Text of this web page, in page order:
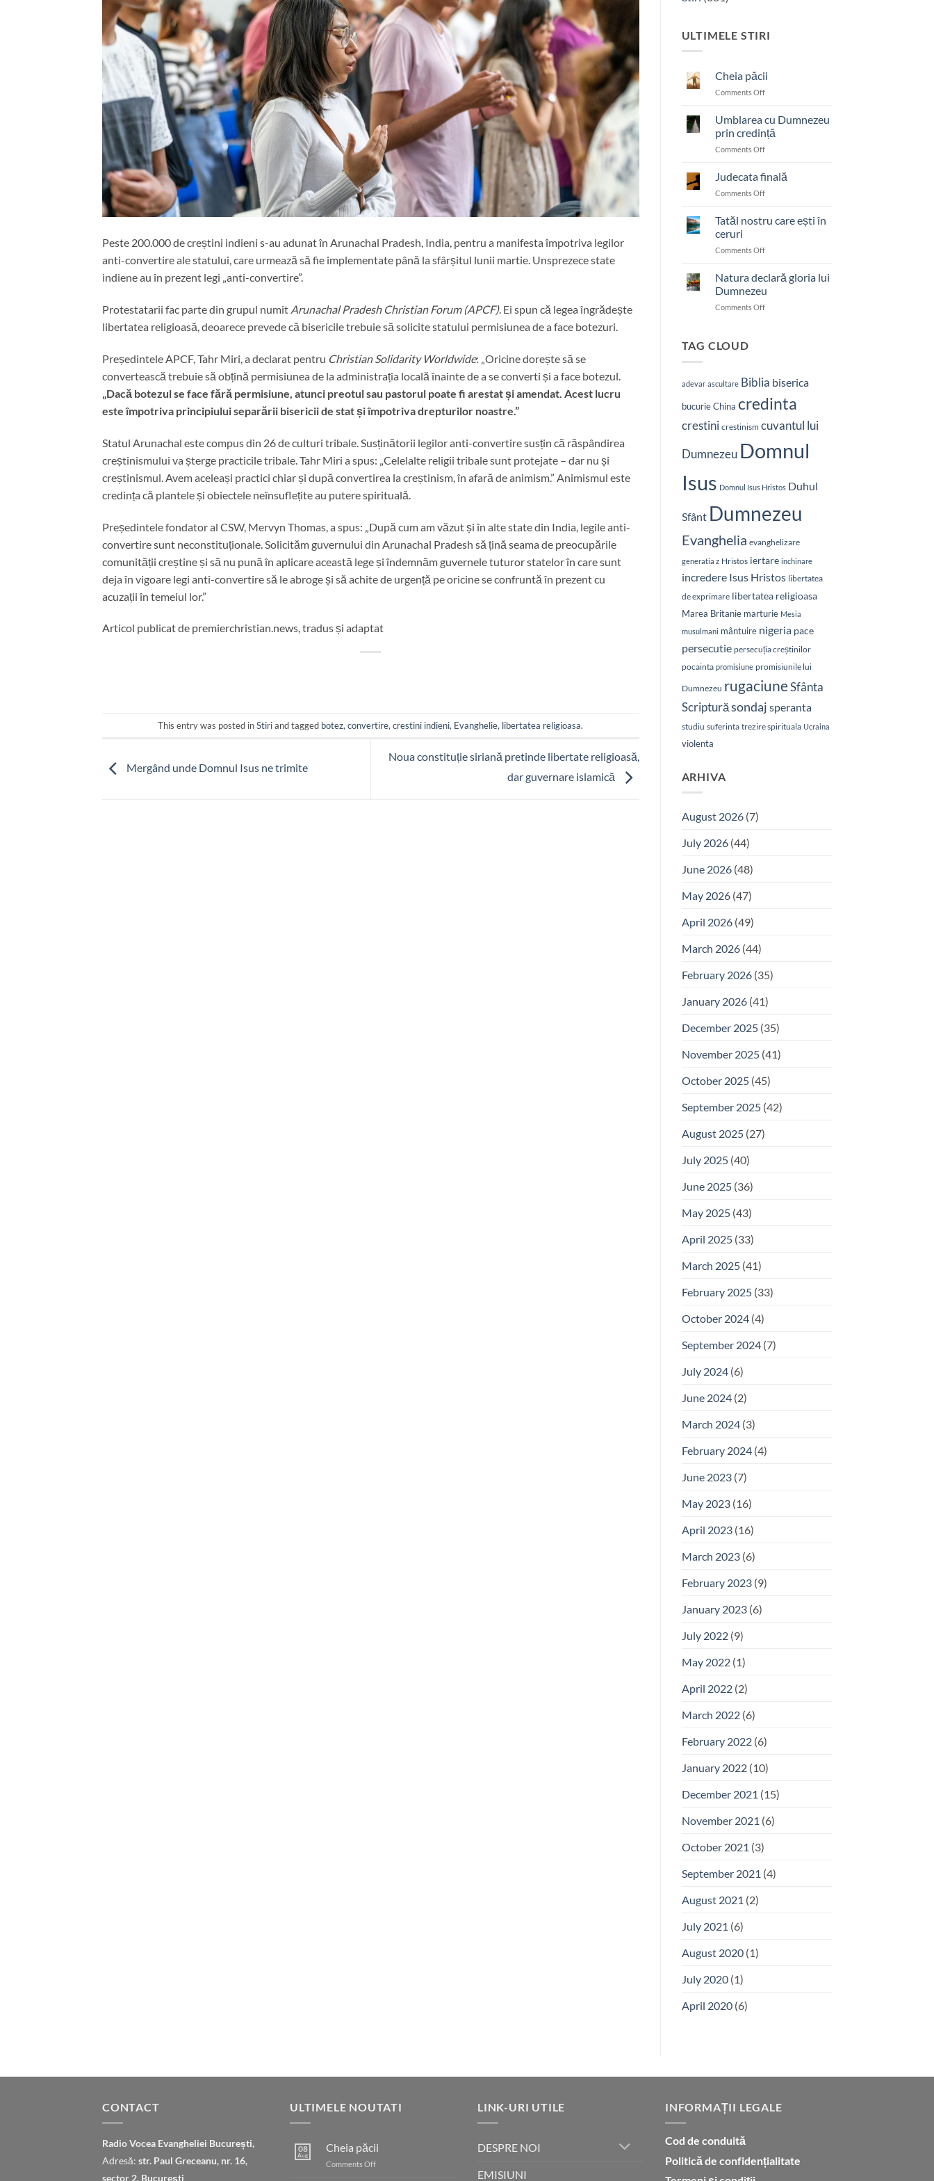
Peste 200.000 de creștini indieni s-au adunat în Arunachal Pradesh, India, pentru a manifesta împotriva legilor
anti-convertire ale statului, care urmează să fie implementate până la sfârșitul lunii martie. Unsprezece state
indiene au în prezent legi „anti-convertire”.
Protestatarii fac parte din grupul numit Arunachal Pradesh Christian Forum (APCF). Ei spun că legea îngrădește
libertatea religioasă, deoarece prevede că bisericile trebuie să solicite statului permisiunea de a face botezuri.
Președintele APCF, Tahr Miri, a declarat pentru Christian Solidarity Worldwide: „Oricine dorește să se
convertească trebuie să obțină permisiunea de la administrația locală înainte de a se converti și a face botezul.
„Dacă botezul se face fără permisiune, atunci preotul sau pastorul poate fi arestat și amendat. Acest lucru
este împotriva principiului separării bisericii de stat și împotriva drepturilor noastre.”
Statul Arunachal este compus din 26 de culturi tribale. Susținătorii legilor anti-convertire susțin că răspândirea
creștinismului va șterge practicile tribale. Tahr Miri a spus: „Celelalte religii tribale sunt protejate – dar nu și
creștinismul. Avem aceleași practici chiar și după convertirea la creștinism, în afară de animism.” Animismul este
credința că plantele și obiectele neînsuflețite au putere spirituală.
Președintele fondator al CSW, Mervyn Thomas, a spus: „După cum am văzut și în alte state din India, legile anti-
convertire sunt neconstituționale. Solicităm guvernului din Arunachal Pradesh să țină seama de preocupările
comunității creștine și să nu pună în aplicare această lege și îndemnăm guvernele tuturor statelor în care sunt
deja în vigoare legi anti-convertire să le abroge și să achite de urgență pe oricine se confruntă în prezent cu
acuzații în temeiul lor.”
Articol publicat de premierchristian.news, tradus și adaptat
This entry was posted inStiriand tagged botez,convertire,crestini indieni, Evanghelie, libertatea religioasa.
Mergând unde Domnul Isus ne trimite
Noua constituție siriană pretinde libertate religioasă,
dar guvernare islamică
ULTIMELE STIRI
Cheia păcii
Comments Offon
păcii
Umblarea cu Dumnezeu
prin credință
Comments Offon
cu
Judecata finală
Comments Offon
Tatăl nostru care ești în
ceruri
Comments Offon
nostru
ești
în
Natura declară gloria lui
Dumnezeu
Comments Offon
TAG CLOUD
adevar ascultare Biblia biserica
bucurie China credinta
crestini crestinism cuvantul lui
Dumnezeu Domnul
Isus Domnul Isus Hristos Duhul
Sfânt Dumnezeu
Evanghelia evanghelizare
generatia z Hristos iertare inchinare
incredere Isus Hristos libertatea
de exprimare libertatea religioasa
Marea Britanie marturie Mesia
musulmani mântuire nigeria pace
persecutie persecuția creștinilor
pocainta promisiune promisiunile lui
Dumnezeu rugaciuneSfânta
Scripturăsondaj speranta
studiu suferinta trezire spirituala Ucraina
violenta
ARHIVA
August 2026(7)
July 2026(44)
June 2026(48)
May 2026(47)
April 2026(49)
March 2026(44)
February 2026(35)
January 2026(41)
December 2025(35)
November 2025(41)
October 2025(45)
September 2025(42)
August 2025(27)
July 2025(40)
June 2025(36)
May 2025(43)
April 2025(33)
March 2025(41)
February 2025(33)
October 2024(4)
September 2024(7)
July 2024(6)
June 2024(2)
March 2024(3)
February 2024(4)
June 2023(7)
May 2023(16)
April 2023(16)
March 2023(6)
February 2023(9)
January 2023(6)
July 2022(9)
May 2022(1)
April 2022(2)
March 2022(6)
February 2022(6)
January 2022(10)
December 2021 (15)
November 2021 (6)
October 2021 (3)
September 2021 (4)
August 2021 (2)
July 2021 (6)
August 2020(1)
July 2020(1)
April 2020(6)
CONTACT
Radio Vocea Evangheliei București,
Adresă: str. Paul Greceanu, nr. 16,
sector 2, București
ULTIMELE NOUTATI
08
Aug
Cheia păcii
Comments Offon
LINK-URI UTILE
DESPRE NOI
EMISIUNI
INFORMAȚII LEGALE
Cod de conduită
Politică de confidențialitate